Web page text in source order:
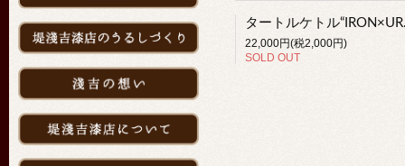
ター
22,000円(税2,000円)
SOLD OUT